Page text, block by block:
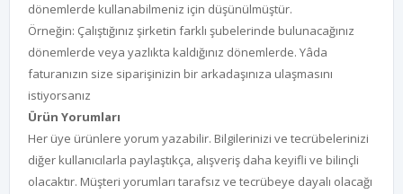
dönemlerde kullanabilmeniz için düşünülmüştür.
Örneğin: Çalıştığınız şirketin farklı şubelerinde bulunacağınız
dönemlerde veya yazlıkta kaldığınız dönemlerde. Yâda
faturanızın size siparişinizin bir arkadaşınıza ulaşmasını
istiyorsanız
Ürün Yorumları
Her üye ürünlere yorum yazabilir. Bilgilerinizi ve tecrübelerinizi
diğer kullanıcılarla paylaştıkça, alışveriş daha keyifli ve bilinçli
olacaktır. Müşteri yorumları tarafsız ve tecrübeye dayalı olacağı